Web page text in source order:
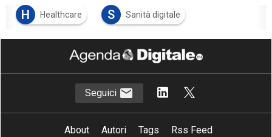
H
Healthcare S Sanità digitale
V Value Based Healthcare
Seguici
About Autori Tags Rss Feed